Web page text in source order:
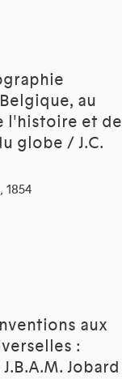
au
l'histoire et de
globe / J.C.
1854
aux
:
Jobard